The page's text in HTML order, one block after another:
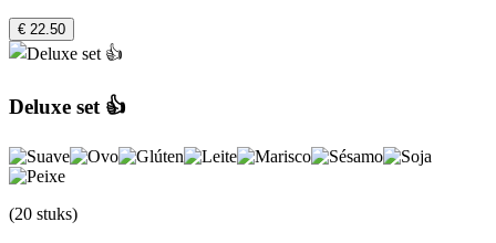
€ 22.50
Deluxe set 👍
(20 stuks)